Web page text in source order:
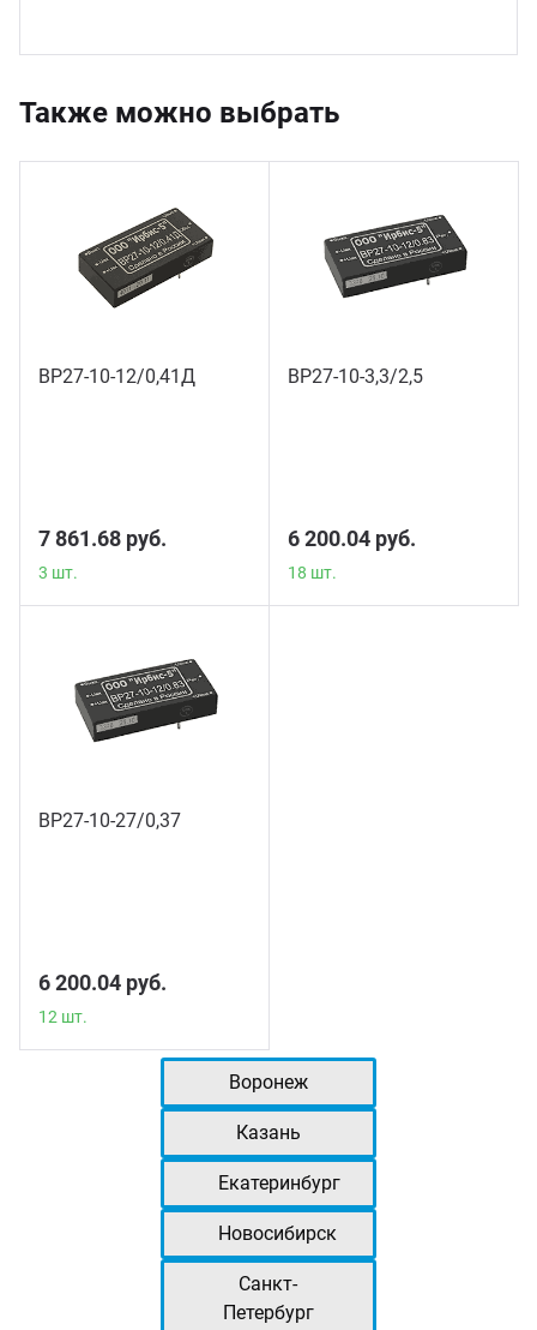
Также можно выбрать
ВР27-10-12/0,41Д
7 861.68 руб.
3 шт.
ВР27-10-3,3/2,5
6 200.04 руб.
18 шт.
ВР27-10-27/0,37
6 200.04 руб.
12 шт.
Воронеж
Казань
Екатеринбург
Новосибирск
Санкт-
Петербург